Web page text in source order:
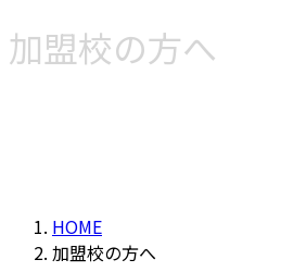
加盟校の方へ
HOME
加盟校の方へ